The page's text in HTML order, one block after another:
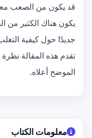
قد يكون من الصعب
يكون هناك الكثير من
جديدًا حول كيفية
تقدم هذه المقالة
الموضح أعلاه.
معلومات الكتاب